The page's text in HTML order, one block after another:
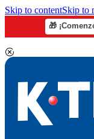
Skip to contentSkip to
🎁